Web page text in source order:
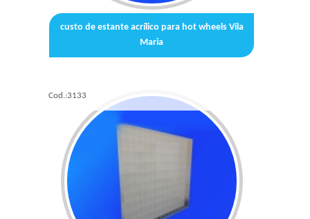
custo de estante acrílico para hot wheels Vila
Maria
Cod.:3133